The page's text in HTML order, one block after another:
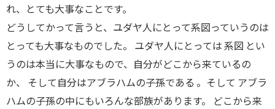
れ、とても大事なことです。
どうしてかって言うと、ユダヤ人にとって系図っていうのは
とっても大事なものでした。 ユダヤ人にとっては 系図 とい
うのは本当に大事なもので、自分がどこから来ているの
か、 そして自分はアブラハムの子孫である 。そして アブラ
ハムの子孫の中にもいろんな部族があります。 どこから来